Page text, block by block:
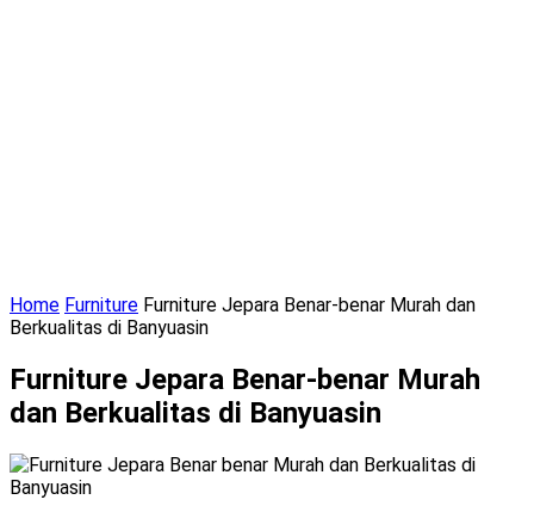
Home Furniture Furniture Jepara Benar-benar Murah dan
Berkualitas di Banyuasin
Furniture Jepara Benar-benar Murah
dan Berkualitas di Banyuasin